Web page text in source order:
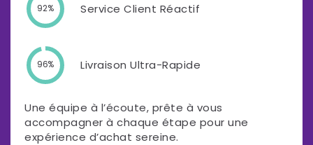
92% Service Client Réactif
96% Livraison Ultra-Rapide
Une équipe à l’écoute, prête à vous
accompagner à chaque étape pour une
expérience d’achat sereine.